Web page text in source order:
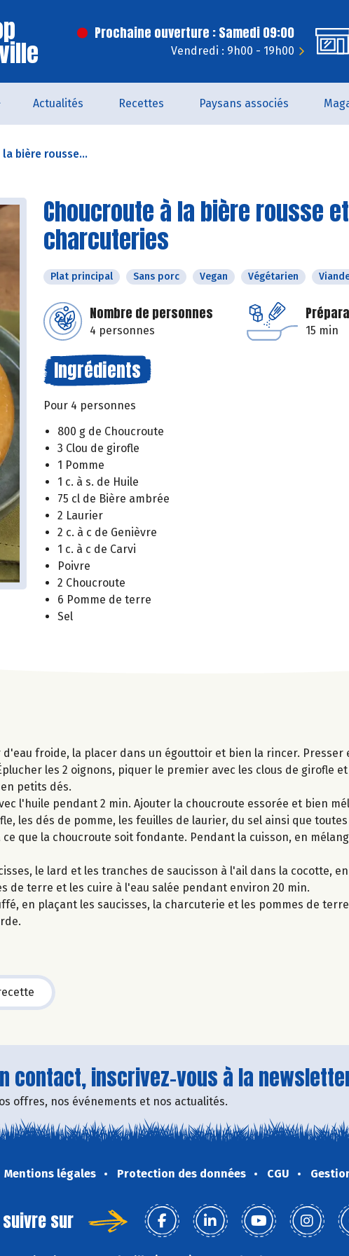
Prochaine ouverture : Samedi 09:00
Vendredi : 9h00 - 19h00
Actualités Recettes Paysans associés
bière rousse...
Choucroute à la bière rousse
charcuteries
Plat principal Sans porc Vegan Végétarien
Nombre de personnes
4 personnes 15 min
Ingrédients
Pour 4 personnes
800 g de Choucroute
3 Clou de girofle
1 Pomme
1 c. à s. de Huile
75 cl de Bière ambrée
2 Laurier
2 c. à c de Genièvre
1 c. à c de Carvi
Poivre
2 Choucroute
6 Pomme de terre
Sel
d'eau froide, la placer dans un égouttoir et bien la rincer. Presser
les 2 oignons, piquer le premier avec les clous de girofle
petits dés.
l'huile pendant 2 min. Ajouter la choucroute essorée et bien
les dés de pomme, les feuilles de laurier, du sel ainsi que
que la choucroute soit fondante. Pendant la cuisson, en
le lard et les tranches de saucisson à l'ail dans la cocotte,
de terre et les cuire à l'eau salée pendant environ 20 min.
en plaçant les saucisses, la charcuterie et les pommes de
contact, inscrivez-vous à la
offres, nos événements et nos actualités.
Mentions légales Protection des données CGU
suivre sur